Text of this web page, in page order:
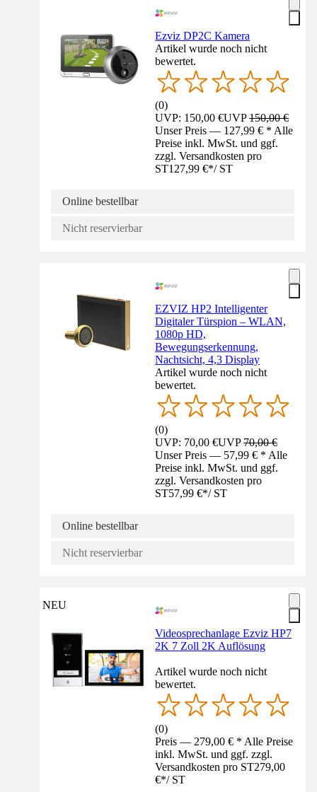
Ezviz DP2C Kamera
Artikel wurde noch nicht
bewertet.
(0)
UVP: 150,00 €UVP150,00 €
Unser Preis — 127,99 € * Alle
Preise inkl. MwSt. und ggf.
zzgl. Versandkosten pro
ST127,99 €*/ ST
Online bestellbar
Nicht reservierbar
EZVIZ HP2 Intelligenter
Digitaler Türspion – WLAN,
1080p HD,
Bewegungserkennung,
Nachtsicht, 4,3 Display
Artikel wurde noch nicht
bewertet.
(0)
UVP: 70,00 €UVP70,00 €
Unser Preis — 57,99 € * Alle
Preise inkl. MwSt. und ggf.
zzgl. Versandkosten pro
ST57,99 €*/ ST
Online bestellbar
Nicht reservierbar
NEU
Videosprechanlage Ezviz HP7
2K 7 Zoll 2K Auflösung
Artikel wurde noch nicht
bewertet.
(0)
Preis — 279,00 € * Alle Preise
inkl. MwSt. und ggf. zzgl.
Versandkosten pro ST279,00
€*/ ST